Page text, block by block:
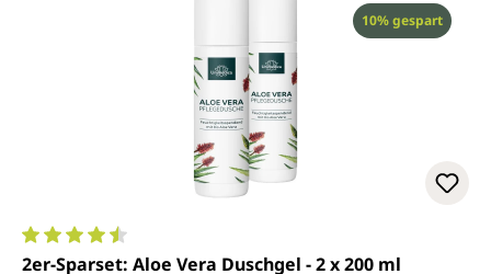
Rabatt
10% gespart
Durchschnittliche Bewertung von 4.5 von 5 Sternen
2er-Sparset: Aloe Vera Duschgel - 2 x 200 ml